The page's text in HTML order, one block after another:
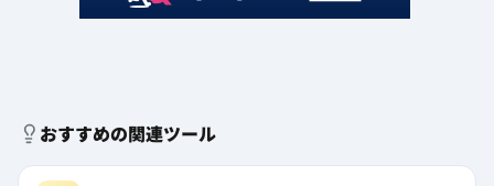
おすすめの関連ツール